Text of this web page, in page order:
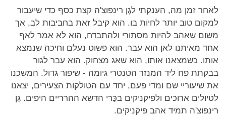
לאחר זמן מה, הענקתי לגֶן רינפוצ'ה קצת כסף כדי שיעבור
למקום טוב יותר לחיות בו. הוא קיבל זאת בחביבות לב, אך
משום שאהב להיות מסתורי ולהתבדח, הוא לא אמר לאף
אחד מאיתנו לאן הוא עבר. הוא פשוט נעלם וחיכה שנמצא
אותו. כשמצאנו אותו, הוא שאג מצחוק. הוא עבר לגור
בבקתת פח ליד המנזר הטנטרי גיומה - שיפור גדול. המשכנו
את שיעוריי שם ומדי פעם, יחד עם הטולקות הצעירים, יצאנו
לטיולים ארוכים ולפיקניקים בכַּרי הדשא ההרריים היפים. גֶן
רינפוצ'ה תמיד אהב פיקניקים.